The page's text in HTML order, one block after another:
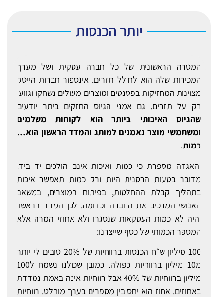
יותר הכנסות
המטרה הראשונית של כל חברה עסקית ושל מערך
המכירות שלה הוא לחולל תזרים. אינספור חברות הייטק
מצוינות המחזיקות בפטנטים ומוצרים מעולים נשחקו וגוועו
רק על תזרים. גם אמני הגיוס החזקים ביתר יודעים
שהגיוס האיכותי ביותר הוא לקוחות משלמים
ומשתמשי מוצר נאמנים למותג והמדד הראשון הוא…
כמות.
האגדה מספרת כי כמות ואיכות אינם הולכים יד ביד.
מדובר בטעות הרסנית היות ורק כמות תאפשר איכות
בתהליך קבלת ההחלטות, בפיתוח המוצרים, במשאב
האנושי המרכיב את החברה וכדומה. לכן המדד הראשון
יהיה לא כמות העסקאות שנסגרו ולא אחוזי המרה אלא
המספר הכמותי של כסף שייצרנו:
100 מיליון ש״ח הכנסות ברווחיות של 20% טובים לי יותר
מ10 מיליון ברווחיות כפולה. כמובן שכולנו נשמח ל100
מיליון ברווחיות של 40% אבל רווחיות אינה באמת נמדדת
באחוזים. אחוז הוא יחס בין מספרים בערך מוחלט. רווחיות